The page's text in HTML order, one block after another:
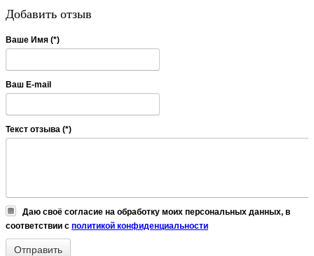
Добавить отзыв
Ваше Имя (*)
Ваш E-mail
Текст отзыва (*)
Даю своё согласие на обработку моих персональных данных, в
соответствии с политикой конфиденциальности